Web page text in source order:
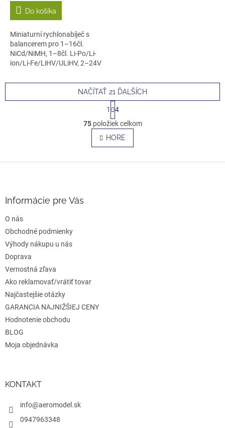
Do košíka
Miniaturní rychlonabíječ s
balancerem pro 1–16čl.
NiCd/NiMH, 1–8čl. Li-Po/Li-
ion/Li-Fe/LiHV/ULiHV, 2–24V
O
v
l
á
NAČÍTAŤ 21 ĎALŠÍCH
S
t
r
á
n
k
v
1
4
75položiek celkom
HORE
e
Informácie pre Vás
O nás
Obchodné podmienky
Výhody nákupu u nás
Doprava
Vernostná zľava
Ako reklamovať/vrátiť tovar
Najčastejšie otázky
GARANCIA NAJNIŽŠIEJ CENY
Hodnotenie obchodu
BLOG
Moja objednávka
KONTAKT
info@aeromodel.sk
0947963348